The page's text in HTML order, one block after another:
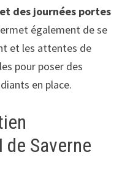
des journées portes
également de se
et les attentes de
pour poser des
en place.
de Saverne